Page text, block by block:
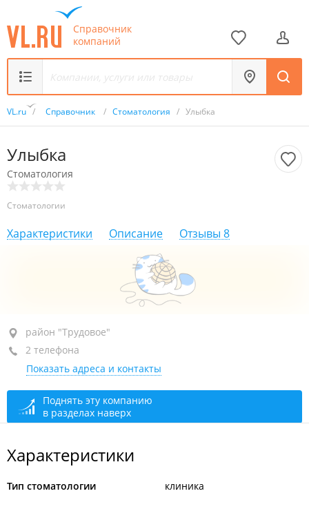
Справочник
компаний
VL.ru / Справочник / Стоматология / Улыбка
Улыбка
Стоматология
Стоматологии
Характеристики Описание Отзывы 8
район "Трудовое", ул. Порт-Артурская, 25
оф. 2
+7 994 001-27-91
+7 (423) 248-84-29
сегодня закрыто
район "Трудовое"
2 телефона
Показать адреса и контакты
Поднять эту компанию
в разделах наверх
Характеристики
Тип стоматологии клиника